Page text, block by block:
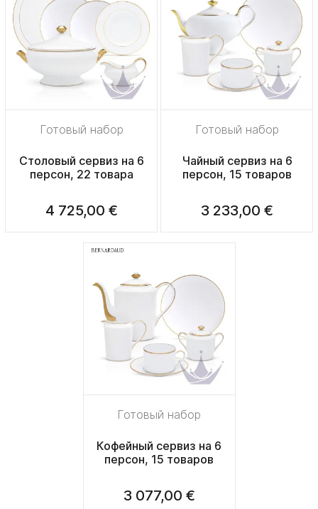
Готовый набор
Столовый сервиз на 6
персон, 22 товара
4 725,00 €
Готовый набор
Чайный сервиз на 6
персон, 15 товаров
3 233,00 €
Готовый набор
Кофейный сервиз на 6
персон, 15 товаров
3 077,00 €